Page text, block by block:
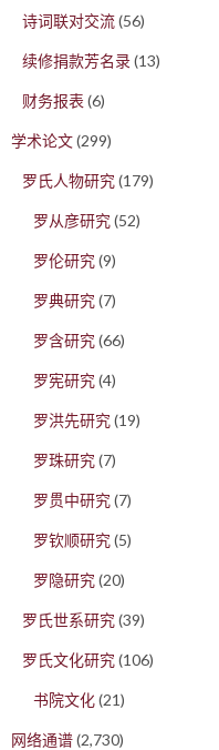
诗词联对交流(56)
续修捐款芳名录(13)
财务报表 (6)
学术论文(299)
罗氏人物研究(179)
罗从彦研究(52)
罗伦研究(9)
罗典研究(7)
罗含研究(66)
罗宪研究(4)
罗洪先研究(19)
罗珠研究(7)
罗贯中研究(7)
罗钦顺研究(5)
罗隐研究(20)
罗氏世系研究(39)
罗氏文化研究(106)
书院文化(21)
网络通谱(2,730)